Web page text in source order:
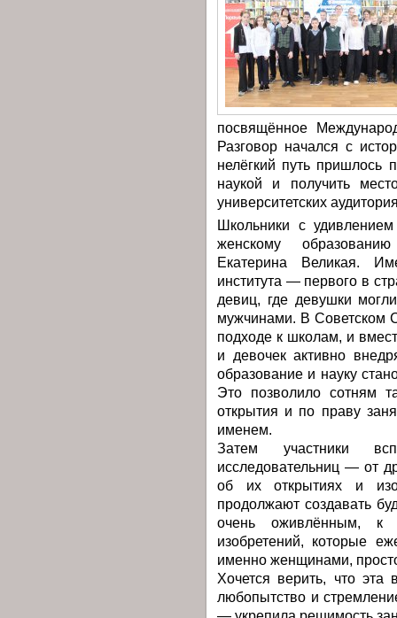
посвящённое
Разговор начался с
нелёгкий путь пришлось
наукой и получить
университетских
Школьники с
женскому
Екатерина Великая.
института — первого в
девиц, где девушки
мужчинами. В Советском
подходе к школам, и
и девочек активно
образование и науку
Это позволило сотням
открытия и по праву
именем.
Затем участники
исследовательниц — от
об их открытиях и
продолжают создавать
очень оживлённым, к
изобретений, которые
именно женщинами,
Хочется верить, что эта
любопытство и